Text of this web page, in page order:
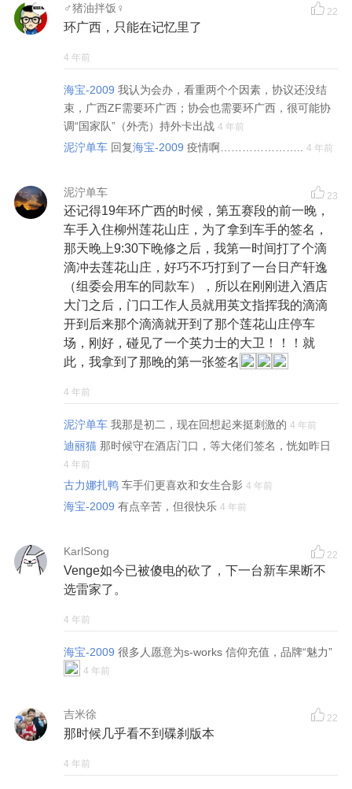
♂猪油拌饭♀ 22
环广西，只能在记忆里了
4 年前
海宝-2009 我认为会办，看重两个个因素，协议还没结
束，广西ZF需要环广西；协会也需要环广西，很可能协
调“国家队”（外壳）持外卡出战 4 年前
泥泞单车 回复海宝-2009 疫情啊………………….. 4 年前
泥泞单车 23
还记得19年环广西的时候，第五赛段的前一晚，
车手入住柳州莲花山庄，为了拿到车手的签名，
那天晚上9:30下晚修之后，我第一时间打了个滴
滴冲去莲花山庄，好巧不巧打到了一台日产轩逸
（组委会用车的同款车），所以在刚刚进入酒店
大门之后，门口工作人员就用英文指挥我的滴滴
开到后来那个滴滴就开到了那个莲花山庄停车
场，刚好，碰见了一个英力士的大卫！！！就
此，我拿到了那晚的第一张签名
4 年前
泥泞单车 我那是初二，现在回想起来挺刺激的 4 年前
迪丽猫 那时候守在酒店门口，等大佬们签名，恍如昨日
4 年前
古力娜扎鸭 车手们更喜欢和女生合影 4 年前
海宝-2009 有点辛苦，但很快乐 4 年前
KarlSong 22
Venge如今已被傻电的砍了，下一台新车果断不
选雷家了。
4 年前
海宝-2009 很多人愿意为s-works 信仰充值，品牌“魅力”
4 年前
吉米徐 22
那时候几乎看不到碟刹版本
4 年前